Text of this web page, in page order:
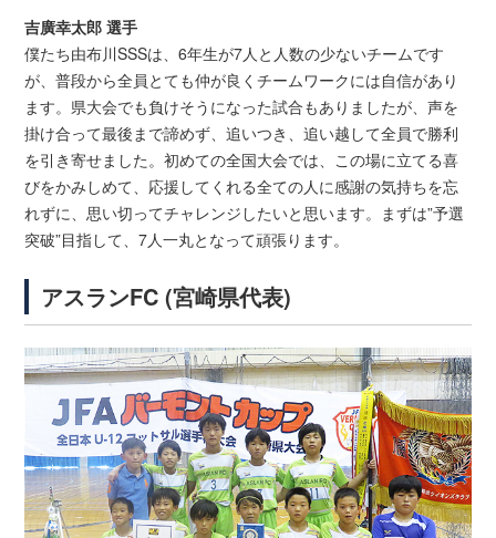
吉廣幸太郎 選手
僕たち由布川SSSは、6年生が7人と人数の少ないチームです
が、普段から全員とても仲が良くチームワークには自信があり
ます。県大会でも負けそうになった試合もありましたが、声を
掛け合って最後まで諦めず、追いつき、追い越して全員で勝利
を引き寄せました。初めての全国大会では、この場に立てる喜
びをかみしめて、応援してくれる全ての人に感謝の気持ちを忘
れずに、思い切ってチャレンジしたいと思います。まずは”予選
突破”目指して、7人一丸となって頑張ります。
アスランFC (宮崎県代表)